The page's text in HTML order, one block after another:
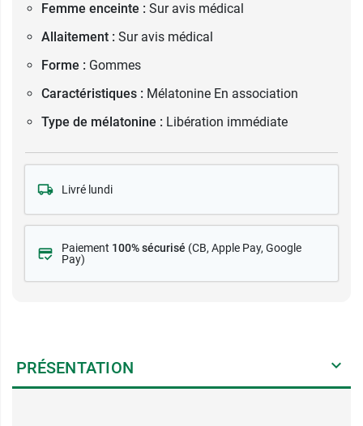
Femme enceinte : Sur avis médical
Allaitement : Sur avis médical
Forme : Gommes
Caractéristiques : Mélatonine En association
Type de mélatonine : Libération immédiate
Livré lundi
Paiement 100% sécurisé (CB, Apple Pay, Google
Pay)
PRÉSENTATION